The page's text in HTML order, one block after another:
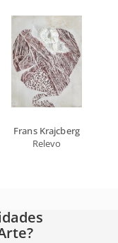
Frans Krajcberg
Relevo